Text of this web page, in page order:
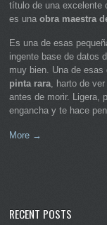
título de una excelente
es unaobra maestra
Es una de esas
ingente base de datos
muy bien. Una de
pinta rara, harto de
antes de morir. Ligera,
engancha y te hace
More →
RECENT POSTS